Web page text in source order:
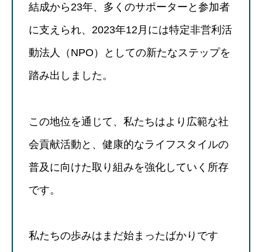
結成から23年、多くのサポーターと参加者
に支えられ、2023年12月には特定非営利活
動法人（NPO）としての新たなステップを
踏み出しました。
この地位を通じて、私たちはより広範な社
会貢献活動と、健康的なライフスタイルの
普及に向けた取り組みを強化していく所存
です。
私たちの歩みはまだ始まったばかりです